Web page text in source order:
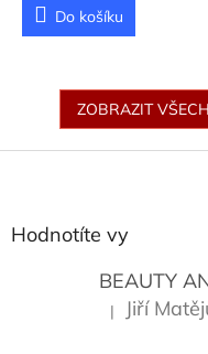
Do košíku
ZOBRAZIT
Hodnotíte vy
BEAUTY
Hodnocení
| Jiří